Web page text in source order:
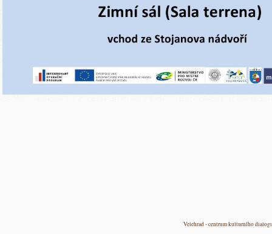
Velehrad - centrum kulturního